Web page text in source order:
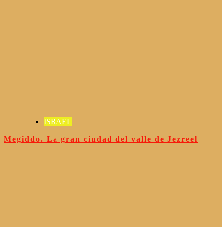
ISRAEL
Megiddo. La gran ciudad del valle de Jezreel